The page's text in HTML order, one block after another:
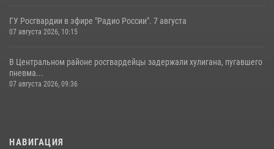
ГУ Росгвардии в эфире "Радио России". 7 августа
07 августа 2026, 10:15
В Центральном районе росгвардейцы задержали хулигана, пугавшего
пневма...
07 августа 2026, 09:36
НАВИГАЦИЯ